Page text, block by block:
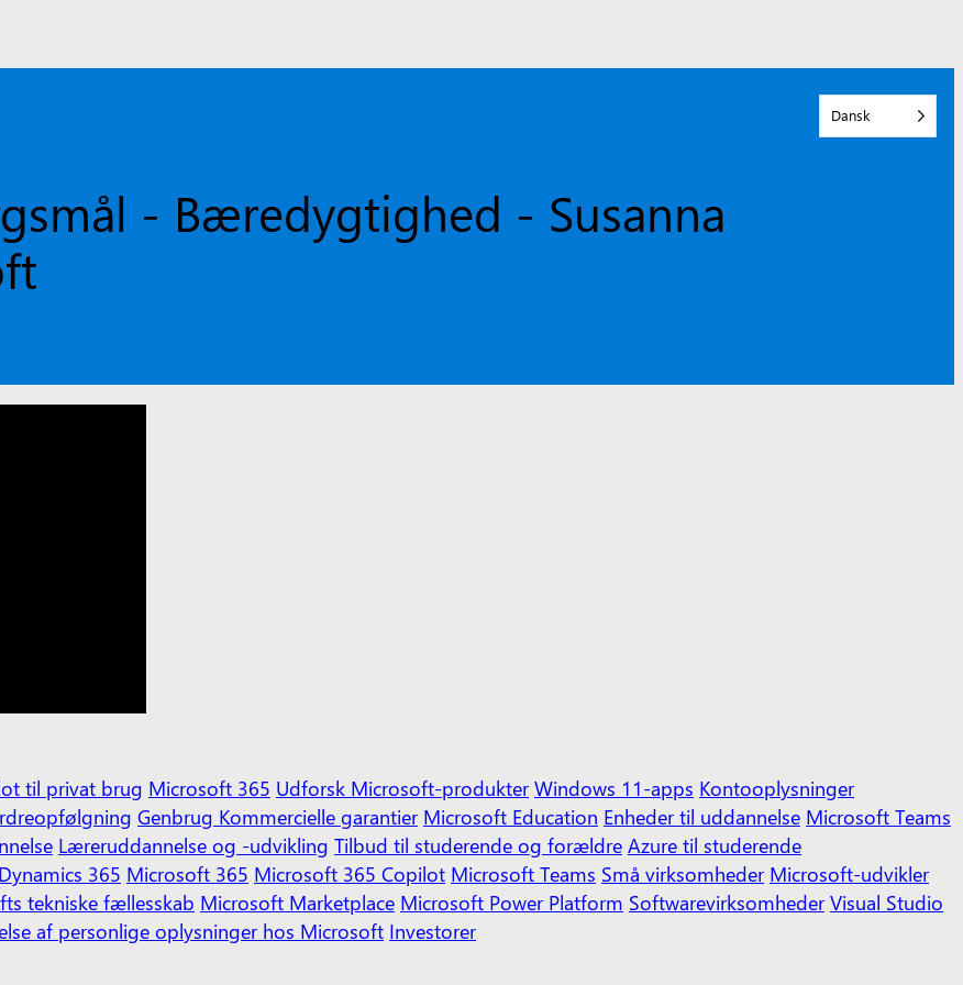
Dansk
- Bæredygtighed - Susanna
til privat brug Microsoft 365 Udforsk Microsoft-produkter Windows 11-apps Kontooplysninger
Genbrug Kommercielle garantier Microsoft Education Enheder til uddannelse Microsoft Teams
Læreruddannelse og -udvikling Tilbud til studerende og forældre Azure til studerende
Dynamics 365 Microsoft 365 Microsoft 365 Copilot Microsoft Teams Små virksomheder Microsoft-udvikler
tekniske fællesskab Microsoft Marketplace Microsoft Power Platform Softwarevirksomheder Visual Studio
af personlige oplysninger hos Microsoft Investorer